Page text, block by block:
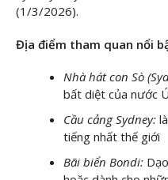
(1/3/2026).
Địa điểm tham quan nổi
Nhà hát con Sò
bất diệt của nước
Cầu cảng Sydney:
tiếng nhất thế giới
Bãi biển Bondi: